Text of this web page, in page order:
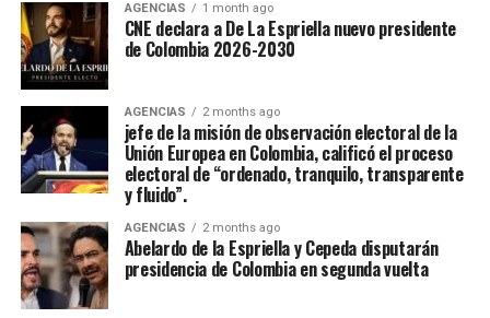
AGENCIAS 1 month ago
CNE declara a De La Espriella nuevo presidente
de Colombia 2026-2030
AGENCIAS 2 months ago
jefe de la misión de observación electoral de la
Unión Europea en Colombia, calificó el proceso
electoral de “ordenado, tranquilo, transparente
y fluido”.
AGENCIAS 2 months ago
Abelardo de la Espriella y Cepeda disputarán
presidencia de Colombia en segunda vuelta